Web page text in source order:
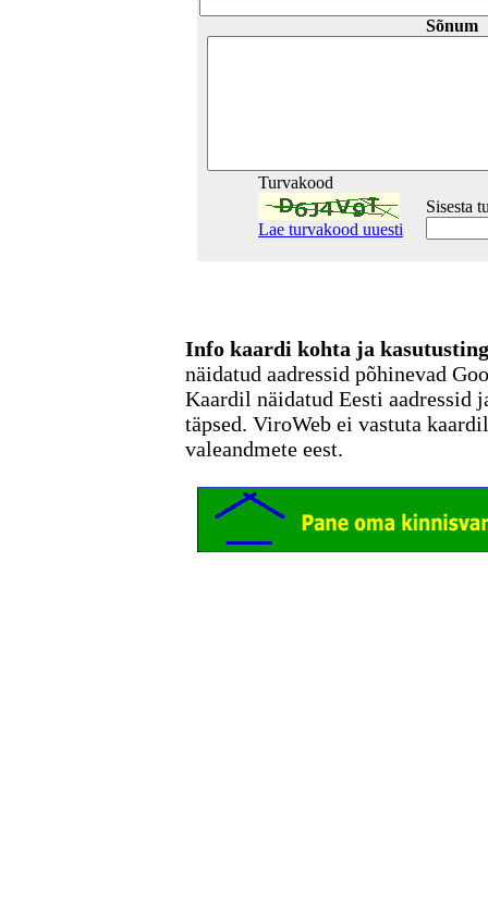
Sõnum
Turvakood
Lae turvakood uuesti
Sisesta
Info kaardi kohta ja
näidatud aadressid põhinevad
Kaardil näidatud Eesti aadressid
täpsed. ViroWeb ei vastuta
valeandmete eest.